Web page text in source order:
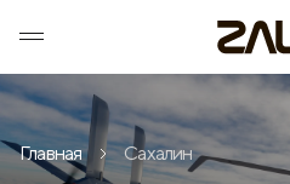
Главная Cахалин